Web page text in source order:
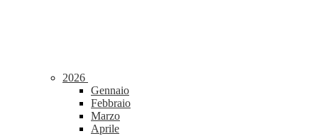
2026
Gennaio
Febbraio
Marzo
Aprile